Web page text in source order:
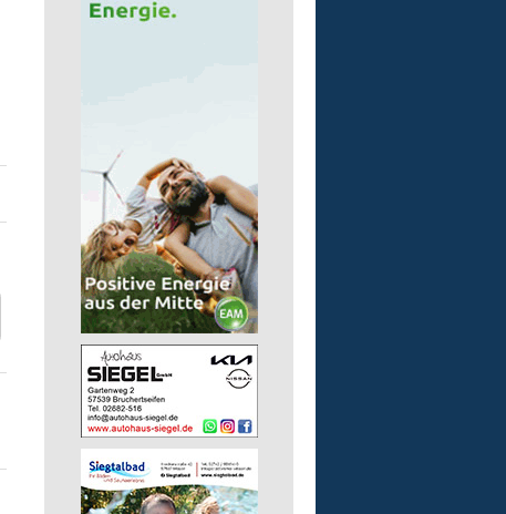
Auslieferungsfahrer/-in
für Mittagessen
Lebenshilfe im Landkreis
GmbH
57537 Mittelhof